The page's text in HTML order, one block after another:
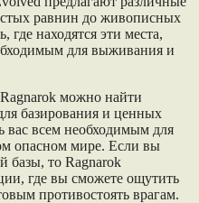
равнин до живописных
где находятся эти места,
для выживания и
можно найти
базирования и ценных
вас всем необходимым для
опасном мире. Если вы
базы, то Ragnarok
где вы сможете ощутить
противостоять врагам.